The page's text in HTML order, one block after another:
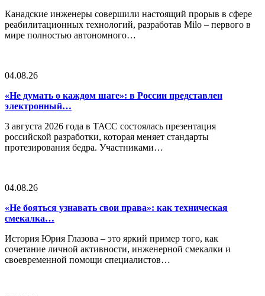
Канадские инженеры совершили настоящий прорыв в сфере
реабилитационных технологий, разработав Milo – первого в
мире полностью автономного…
04.08.26
«Не думать о каждом шаге»: в России представлен
электронный…
3 августа 2026 года в ТАСС состоялась презентация
российской разработки, которая меняет стандарты
протезирования бедра. Участниками…
04.08.26
«Не бояться узнавать свои права»: как техническая
смекалка…
История Юрия Глазова – это яркий пример того, как
сочетание личной активности, инженерной смекалки и
своевременной помощи специалистов…